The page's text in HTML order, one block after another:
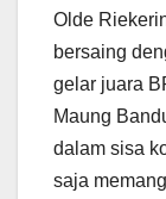
Olde
bersaing
gelar juara
Maung
dalam sisa
saja